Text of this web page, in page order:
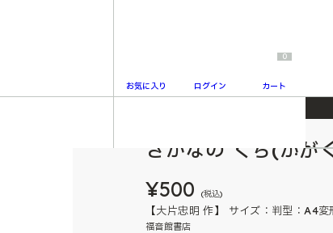
お気に入り ログイン
0
カート
さかなの くち(か
¥500 (税込)
【大片忠明 作】 サイズ：判型：A4変
福音館書店